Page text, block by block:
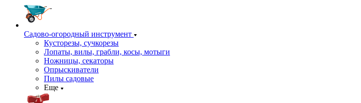
Садово-огородный инструмент
Кусторезы, сучкорезы
Лопаты, вилы, грабли, косы, мотыги
Ножницы, секаторы
Опрыскиватели
Пилы садовые
Еще